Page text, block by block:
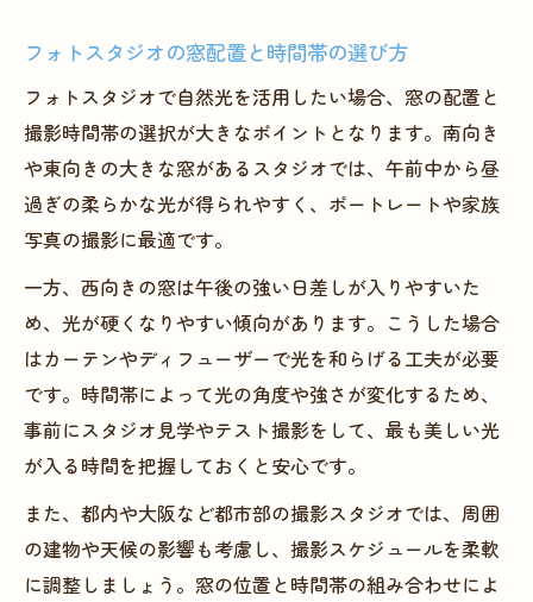
フォトスタジオの窓配置と時間帯の選び方
フォトスタジオで自然光を活用したい場合、窓の配置と
撮影時間帯の選択が大きなポイントとなります。南向き
や東向きの大きな窓があるスタジオでは、午前中から昼
過ぎの柔らかな光が得られやすく、ポートレートや家族
写真の撮影に最適です。
一方、西向きの窓は午後の強い日差しが入りやすいた
め、光が硬くなりやすい傾向があります。こうした場合
はカーテンやディフューザーで光を和らげる工夫が必要
です。時間帯によって光の角度や強さが変化するため、
事前にスタジオ見学やテスト撮影をして、最も美しい光
が入る時間を把握しておくと安心です。
また、都内や大阪など都市部の撮影スタジオでは、周囲
の建物や天候の影響も考慮し、撮影スケジュールを柔軟
に調整しましょう。窓の位置と時間帯の組み合わせによ